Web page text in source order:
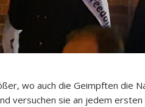
wo auch die Geimpften die
versuchen sie an jedem ersten